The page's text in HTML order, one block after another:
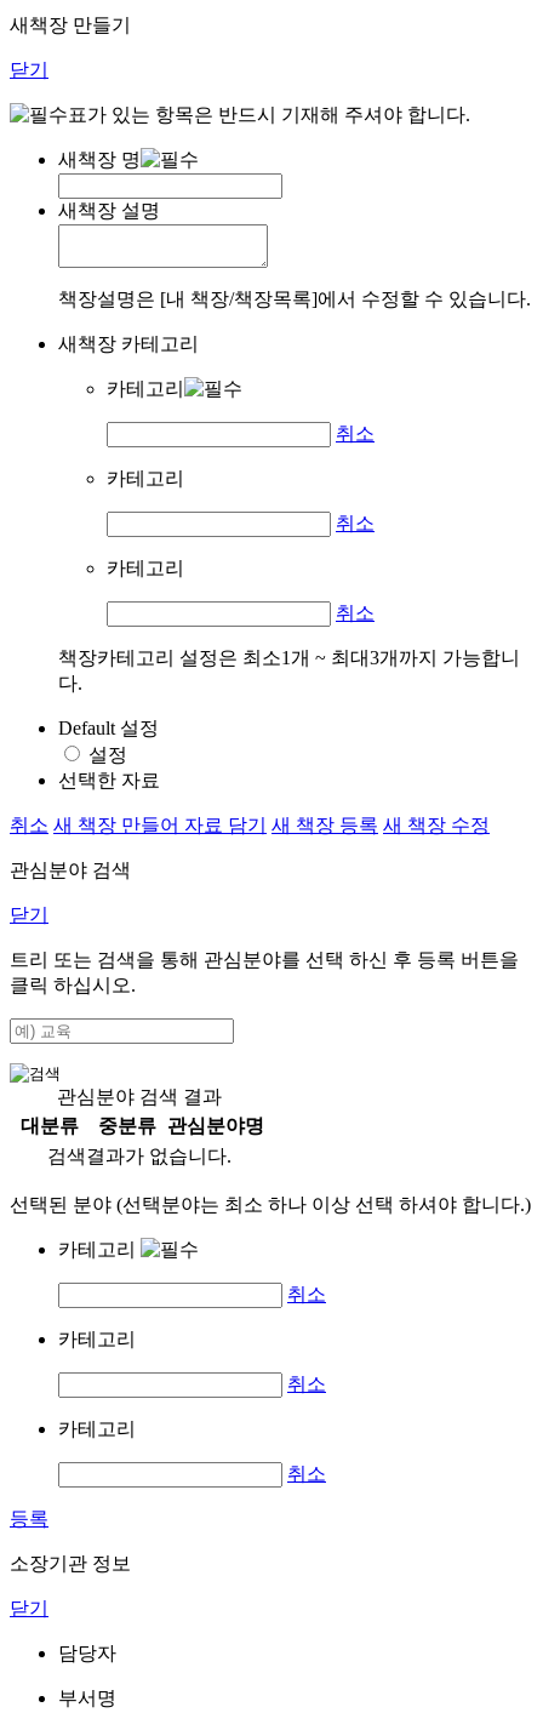
새책장 만들기
닫기
표가 있는 항목은 반드시 기재해 주셔야 합니다.
새책장 명
새책장 설명
책장설명은 [내 책장/책장목록]에서 수정할 수 있습니다.
새책장 카테고리
카테고리
취소
카테고리
취소
카테고리
취소
책장카테고리 설정은 최소1개 ~ 최대3개까지 가능합니
다.
Default 설정
설정
선택한 자료
취소 새 책장 만들어 자료 담기 새 책장 등록 새 책장 수정
관심분야 검색
닫기
트리 또는 검색을 통해 관심분야를 선택 하신 후 등록 버튼을
클릭 하십시오.
관심분야 검색 결과
대분류
중분류
관심분야명
검색결과가 없습니다.
선택된 분야 (선택분야는 최소 하나 이상 선택 하셔야 합니다.)
카테고리
취소
카테고리
취소
카테고리
취소
등록
소장기관 정보
닫기
담당자
부서명